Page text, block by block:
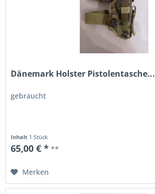
Dänemark Holster Pistolentasche...
gebraucht
Inhalt 1 Stück
65,00 € * **
Merken